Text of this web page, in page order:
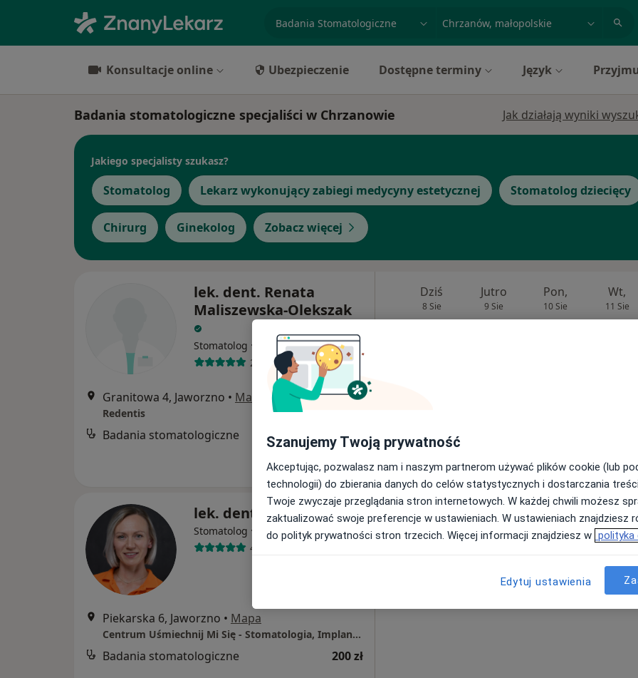
miasto lub dzielnica
Konsultacje online Ubezpieczenie Dostępne terminy Język
Badania stomatologiczne specjaliści w Chrzanowie Jak działają wyniki
Jakiego specjalisty szukasz?
Stomatolog Lekarz wykonujący zabiegi medycyny estetycznej Stomatolog dziecięcy
Chirurg Ginekolog Zobacz więcej
lek. dent. Renata
Maliszewska-Olekszak
Stomatolog · Więcej
255 opinii
Granitowa 4, Jaworzno • Mapa
Redentis
Badania stomatologiczne 150 zł
Dziś
8 Sie
Jutro
9 Sie
Pon,
10 Sie
Wt,
11 Sie
lek. dent. Anna Jelito
Stomatolog · Więcej
4 opinie
Piekarska 6, Jaworzno • Mapa
Centrum Uśmiechnij Mi Się - Stomatologia, Implantologia, Dentysta
Badania stomatologiczne 200 zł
Dziś Jutro Pon, Wt,
11 Sie
Umawianie online nie jest dostępne
Szanujemy Twoją prywatność
Akceptując, pozwalasz nam i naszym partnerom używać plików cookie (lub
technologii) do zbierania danych do celów statystycznych i dostarczania
Twoje zwyczaje przeglądania stron internetowych. W każdej chwili możesz
zaktualizować swoje preferencje w ustawieniach. W ustawieniach znajdziesz
do polityk prywatności stron trzecich. Więcej informacji znajdziesz w polityka
Edytuj ustawienia